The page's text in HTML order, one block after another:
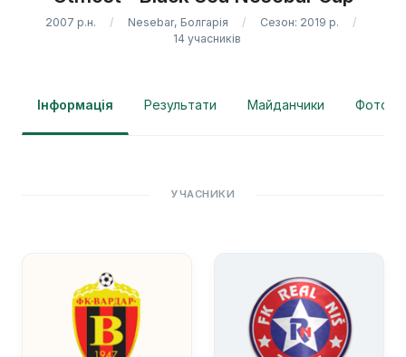
2007 р.н. Nesebar, Болгарія
Сезон: 2019 р.
14 учасників
Інформація Результати Майданчики
УЧАСНИКИ